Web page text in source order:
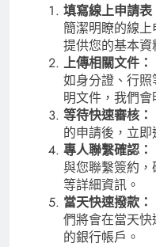
填寫線上申請表
簡潔明瞭的線
提供您的基本資
上傳相關文件：
如身分證、行
明文件，我們會
等待快速審核：
的申請後，立即
專人聯繫確認：
與您聯繫簽約
等詳細資訊。
當天快速撥款：
們將會在當天
的銀行帳戶。